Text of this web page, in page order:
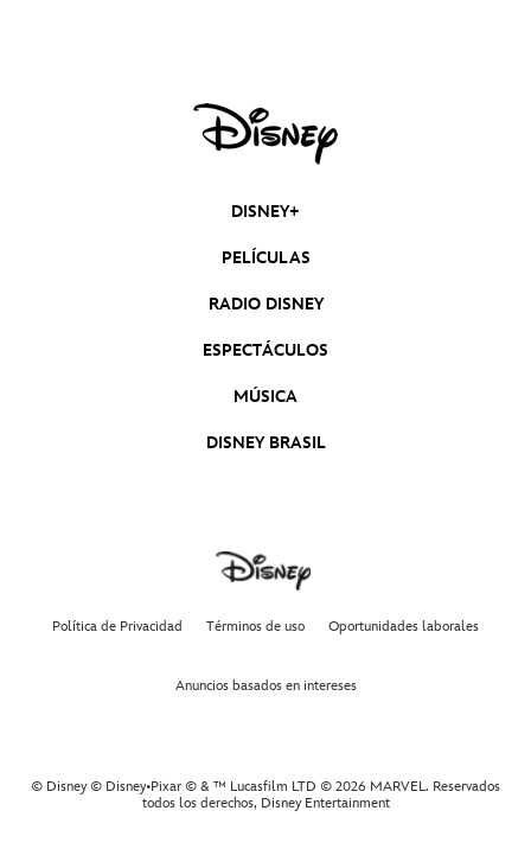
DISNEY+
PELÍCULAS
RADIO DISNEY
ESPECTÁCULOS
MÚSICA
DISNEY BRASIL
Política de Privacidad Términos de uso Oportunidades laborales
Anuncios basados en intereses
© Disney © Disney•Pixar © & ™ Lucasfilm LTD © 2026 MARVEL. Reservados
todos los derechos, Disney Entertainment